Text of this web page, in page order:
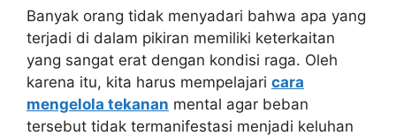
Banyak orang tidak menyadari bahwa apa yang
terjadi di dalam pikiran memiliki keterkaitan
yang sangat erat dengan kondisi raga. Oleh
karena itu, kita harus mempelajari cara
mengelola tekanan mental agar beban
tersebut tidak termanifestasi menjadi keluhan